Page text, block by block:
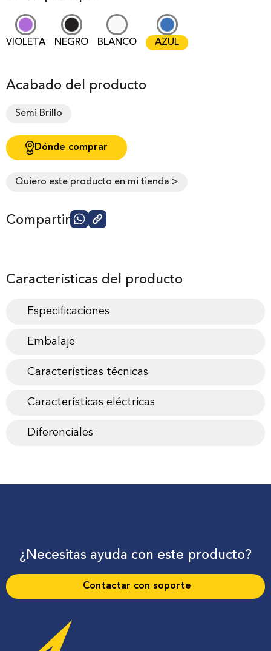
VIOLETA NEGRO BLANCO AZUL
Acabado del producto
Semi Brillo
Dónde comprar
Quiero este producto en mi tienda >
Compartir
Características del producto
Especificaciones
Embalaje
Características técnicas
Características eléctricas
Diferenciales
¿Necesitas ayuda con este producto?
Contactar con soporte